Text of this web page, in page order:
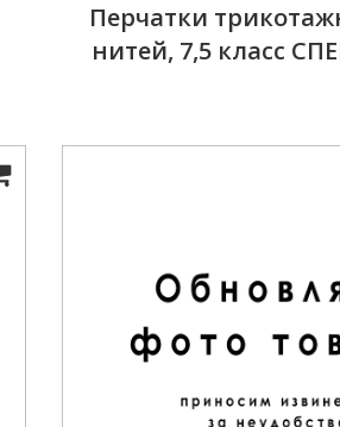
Перчатки
нитей, 7,5 класс